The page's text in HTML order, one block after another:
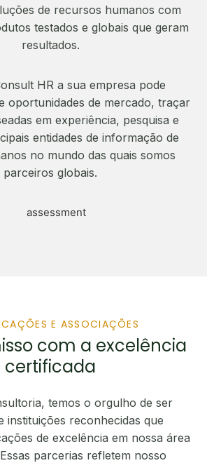
de recursos humanos com
testados e globais que geram
resultados.
HR a sua empresa pode
oportunidades de mercado, traçar
em experiência, pesquisa e
entidades de informação de
no mundo das quais somos
parceiros globais.
E ASSOCIAÇÕES
com a excelência
certificada
temos o orgulho de ser
instituições reconhecidas que
de excelência em nossa área
parcerias refletem nosso